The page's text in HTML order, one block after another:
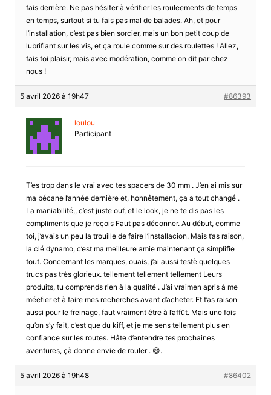
fais derrière. Ne pas hésiter à vérifier les rouleements de temps
en temps, surtout si tu fais pas mal de balades. Ah, et pour
l’installation, c’est pas bien sorcier, mais un bon petit coup de
lubrifiant sur les vis, et ça roule comme sur des roulettes ! Allez,
fais toi plaisir, mais avec modération, comme on dit par chez
nous !
5 avril 2026 à 19h47 #86393
loulou
Participant
T’es trop dans le vrai avec tes spacers de 30 mm . J’en ai mis sur
ma bécane l’année dernière et, honnêtement, ça a tout changé .
La maniabilité,, c’est juste ouf, et le look, je ne te dis pas les
compliments que je reçois Faut pas déconner. Au début, comme
toi, j’avais un peu la trouille de faire l’installacion. Mais t’as raison,
la clé dynamo, c’est ma meilleure amie maintenant ça simplifie
tout. Concernant les marques, ouais, j’ai aussi testè quelques
trucs pas très glorieux. tellement tellement tellement Leurs
produits, tu comprends rien à la qualité . J’ai vraimen apris à me
méefier et à faire mes recherches avant d’acheter. Et t’as raison
aussi pour le freinage, faut vraiment être à l’affût. Mais une fois
qu’on s’y fait, c’est que du kiff, et je me sens tellement plus en
confiance sur les routes. Hâte d’entendre tes prochaines
aventures, çà donne envie de rouler . 😄.
5 avril 2026 à 19h48 #86402